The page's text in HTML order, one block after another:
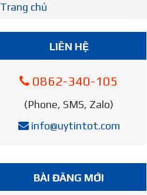
Trang chủ
LIÊN HỆ
0862-340-105
(Phone, SMS, Zalo)
info@uytintot.com
BÀI ĐĂNG MỚI